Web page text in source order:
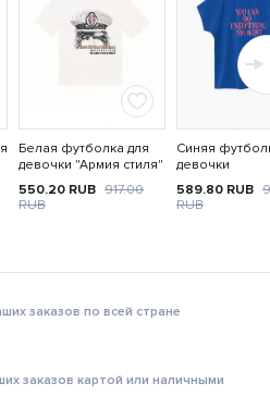
Белая футболка для
девочки "Армия стиля"
550.20 RUB 917.00
RUB
Синяя
девочки
589.80 RUB
RUB
заказов по всей стране
заказов картой или наличными